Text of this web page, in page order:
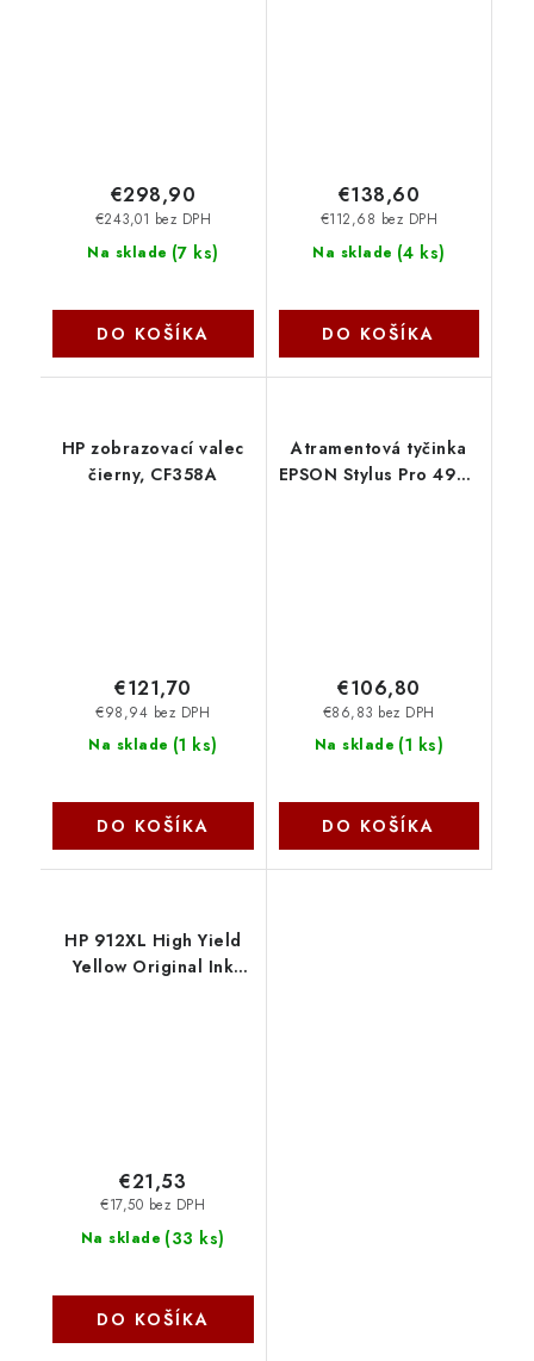
Na sklade (7 ks)
€243,01 bez DPH
€298,90
DO KOŠÍKA
Na sklade (4 ks)
€112,68 bez DPH
€138,60
DO KOŠÍKA
HP zobrazovací valec
čierny, CF358A
Na sklade (1 ks)
€98,94 bez DPH
€121,70
DO KOŠÍKA
Atramentová tyčinka
EPSON Stylus Pro 4900
Na sklade (1 ks)
€86,83 bez DPH
€106,80
DO KOŠÍKA
HP 912XL High Yield
Yellow Original Ink
Na sklade (33 ks)
€17,50 bez DPH
€21,53
DO KOŠÍKA